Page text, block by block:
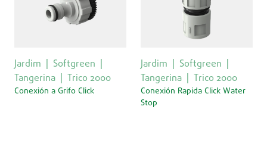
Jardim
Softgreen
Tangerina
Trico 2000
Conexión a Grifo Click
Jardim
Softgreen
Tangerina
Trico 2000
Conexión Rapida Click Water
Stop